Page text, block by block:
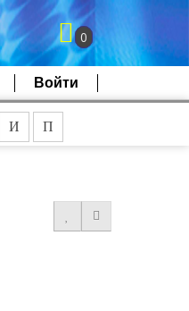
0
Войти
И П